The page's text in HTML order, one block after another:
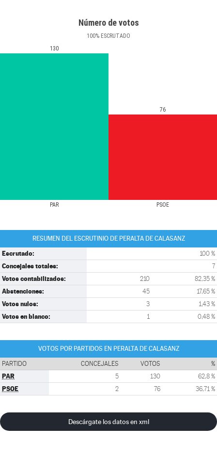
Número de votos
100% ESCRUTADO
PAR PSOE
130
76
RESUMEN DEL ESCRUTINIO DE PERALTA DE CALASANZ
Escrutado: 100 %
Concejales totales: 7
Votos contabilizados: 210 82,35 %
Abstenciones: 45 17,65 %
Votos nulos: 3 1,43 %
Votos en blanco: 1 0,48 %
VOTOS POR PARTIDOS EN PERALTA DE CALASANZ
PARTIDO CONCEJALES VOTOS %
PAR 5 130 62,8 %
PSOE 2 76 36,71 %
Descárgate los datos en xml